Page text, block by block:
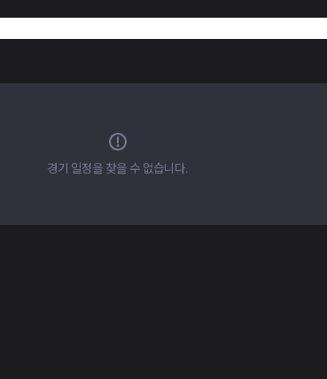
경기 일정을 찾을 수 없습니다.